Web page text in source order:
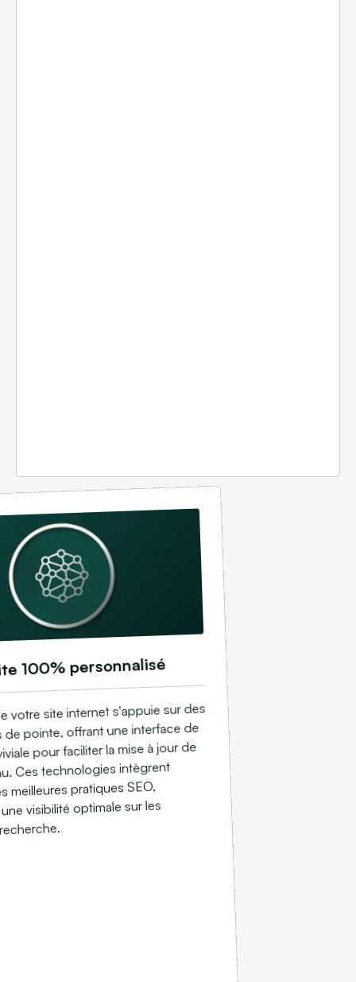
100% personnalisé
votre site internet s'appuie sur des
pointe, offrant une interface de
pour faciliter la mise à jour de
Ces technologies intègrent
meilleures pratiques SEO,
visibilité optimale sur les